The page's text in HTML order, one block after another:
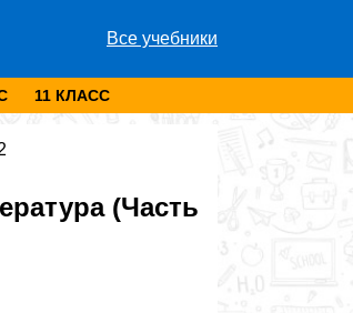
Все учебники
11 КЛАСС
(Часть